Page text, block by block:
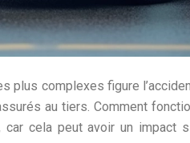
plus complexes figure
au tiers. Comment
cela peut avoir un